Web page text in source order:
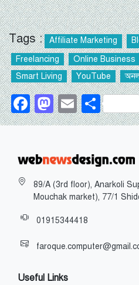
Tags : Affiliate Marketing
Freelancing
Online Business
Smart Living
YouTube
Facebook
Mastodon
Email
89/A (3rd floor), Anarkoli
Mouchak market), 77/1
01915344418
Useful Links